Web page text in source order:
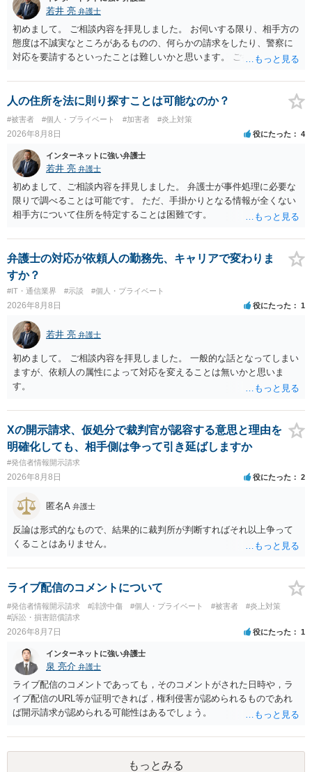
若井 亮 弁護士
初めまして。 ご相談内容を拝見しました。 お伺いする限り、相手方の
態度は不誠実なところがあるものの、何らかの請求をしたり、警察に
対応を要請するといったことは難しいかと思います。 ご参考になれば
人の住所を法に則り探すことは可能なのか？
#被害者 #個人・プライベート #加害者 #炎上対策
2026年8月8日 役にたった 4
インターネットに強い弁護士
若井 亮 弁護士
初めまして、ご相談内容を拝見しました。 弁護士が事件処理に必要な
限りで調べることは可能です。 ただ、手掛かりとなる情報が全くない
相手方について住所を特定することは困難です。
弁護士の対応が依頼人の勤務先、キャリアで変わりま
すか？
#IT・通信業界 #示談 #個人・プライベート
2026年8月8日 役にたった 1
若井 亮 弁護士
初めまして。 ご相談内容を拝見しました。 一般的な話となってしまい
ますが、依頼人の属性によって対応を変えることは無いかと思いま
す。
Xの開示請求、仮処分で裁判官が認容する意思と理由を
明確化しても、相手側は争って引き延ばしますか
#発信者情報開示請求
2026年8月8日 役にたった 2
匿名A 弁護士
反論は形式的なもので、結果的に裁判所が判断すればそれ以上争って
くることはありません。
ライブ配信のコメントについて
#発信者情報開示請求 #誹謗中傷 #個人・プライベート #被害者
#炎上対策
#訴訟・損害賠償請求
2026年8月7日 役にたった 1
インターネットに強い弁護士
泉 亮介 弁護士
ライブ配信のコメントであっても，そのコメントがされた日時や，ラ
イブ配信のURL等が証明できれば，権利侵害が認められるものであれ
ば開示請求が認められる可能性はあるでしょう。
もっとみる